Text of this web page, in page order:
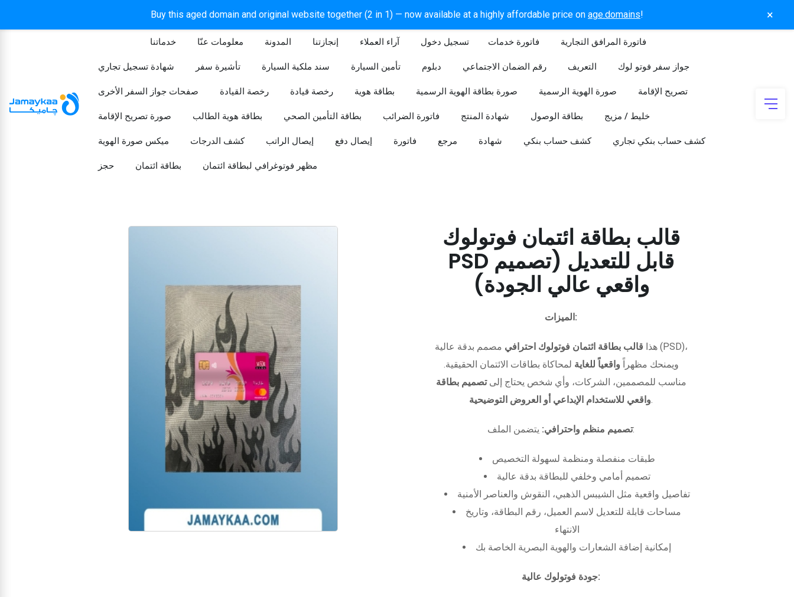
Buy this aged domain and original website together (2 in 1) — now available at a highly affordable price on age.domains! ×
خدماتنا معلومات عنّا المدونة إنجازتنا آراء العملاء تسجيل دخول​ فاتورة خدمات فاتورة المرافق التجارية
شهادة تسجيل تجاري تأشيرة سفر سند ملكية السيارة تأمين السيارة دبلوم رقم الضمان الاجتماعي التعريف جواز سفر فوتو لوك
صفحات جواز السفر الأخرى رخصة القيادة رخصة قيادة بطاقة هوية صورة بطاقة الهوية الرسمية صورة الهوية الرسمية تصريح الإقامة
صورة تصريح الإقامة بطاقة هوية الطالب بطاقة التأمين الصحي فاتورة الضرائب شهادة المنتج بطاقة الوصول خليط / مزيج
ميكس صورة الهوية كشف الدرجات إيصال الراتب إيصال دفع فاتورة مرجع شهادة كشف حساب بنكي كشف حساب بنكي تجاري
حجز بطاقة ائتمان مظهر فوتوغرافي لبطاقة ائتمان
قالب بطاقة ائتمان فوتولوك
PSD قابل للتعديل (تصميم
واقعي عالي الجودة)
الميزات:
هذا قالب بطاقة ائتمان فوتولوك احترافي مصمم بدقة عالية (PSD)،
ويمنحك مظهراً واقعياً للغاية لمحاكاة بطاقات الائتمان الحقيقية.
مناسب للمصممين، الشركات، وأي شخص يحتاج إلىتصميم بطاقة
واقعي للاستخدام الإبداعي أو العروض التوضيحية.
تصميم منظم واحترافي:يتضمن الملف:
طبقات منفصلة ومنظمة لسهولة التخصيص
تصميم أمامي وخلفي للبطاقة بدقة عالية
تفاصيل واقعية مثل الشيبس الذهبي، النقوش والعناصر الأمنية
مساحات قابلة للتعديل لاسم العميل، رقم البطاقة، وتاريخ
الانتهاء
إمكانية إضافة الشعارات والهوية البصرية الخاصة بك
جودة فوتولوك عالية: